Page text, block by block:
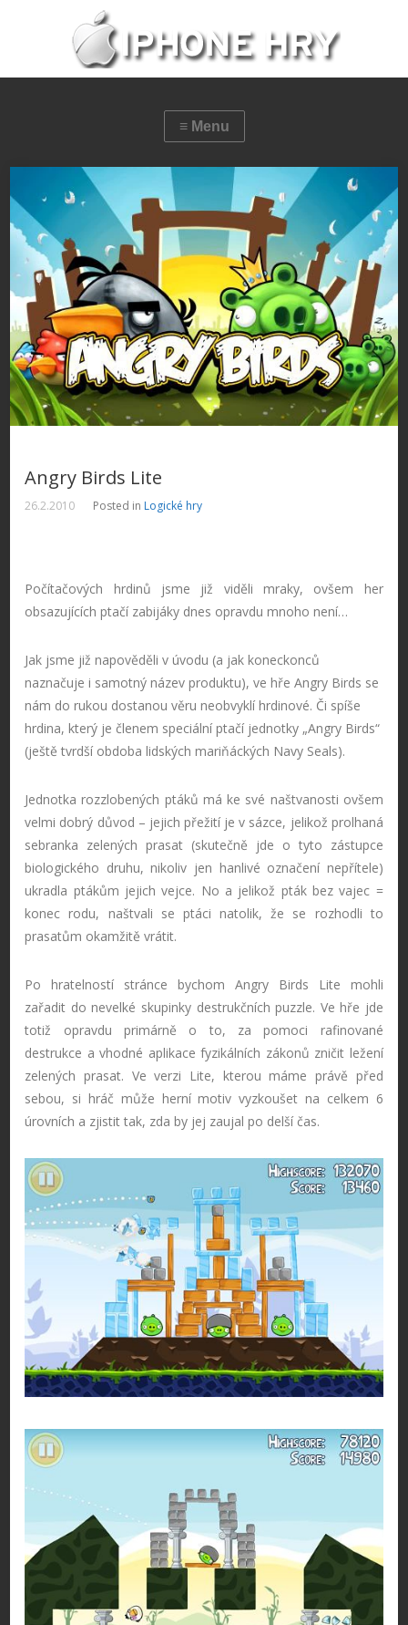
Angry Birds Lite
26.2.2010 Posted in Logické hry
Počítačových hrdinů jsme již viděli mraky, ovšem her
obsazujících ptačí zabijáky dnes opravdu mnoho není…
Jak jsme již napověděli v úvodu (a jak koneckonců
naznačuje i samotný název produktu), ve hře Angry Birds se
nám do rukou dostanou věru neobvyklí hrdinové. Či spíše
hrdina, který je členem speciální ptačí jednotky „Angry Birds“
(ještě tvrdší obdoba lidských mariňáckých Navy Seals).
Jednotka rozzlobených ptáků má ke své naštvanosti ovšem
velmi dobrý důvod – jejich přežití je v sázce, jelikož prolhaná
sebranka zelených prasat (skutečně jde o tyto zástupce
biologického druhu, nikoliv jen hanlivé označení nepřítele)
ukradla ptákům jejich vejce. No a jelikož pták bez vajec =
konec rodu, naštvali se ptáci natolik, že se rozhodli to
prasatům okamžitě vrátit.
Po hratelností stránce bychom Angry Birds Lite mohli
zařadit do nevelké skupinky destrukčních puzzle. Ve hře jde
totiž opravdu primárně o to, za pomoci rafinované
destrukce a vhodné aplikace fyzikálních zákonů zničit ležení
zelených prasat. Ve verzi Lite, kterou máme právě před
sebou, si hráč může herní motiv vyzkoušet na celkem 6
úrovních a zjistit tak, zda by jej zaujal po delší čas.